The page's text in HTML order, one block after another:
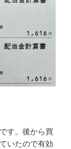
す。後から買
いたので有効